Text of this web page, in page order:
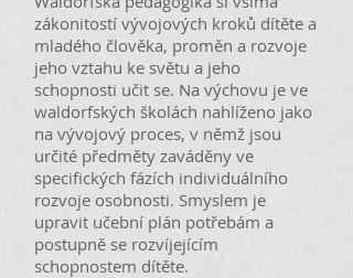
zákonitostí vývojových kroků dítěte a
mladého člověka, proměn a rozvoje
jeho vztahu ke světu a jeho
schopnosti učit se. Na výchovu je ve
waldorfských školách nahlíženo jako
na vývojový proces, v němž jsou
určité předměty zaváděny ve
specifických fázích individuálního
rozvoje osobnosti. Smyslem je
upravit učební plán potřebám a
postupně se rozvíjejícím
schopnostem dítěte.